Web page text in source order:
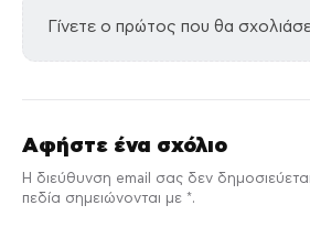
Γίνετε ο πρώτος που θα
Αφήστε ένα σχόλιο
Η διεύθυνση email σας δεν
πεδία σημειώνονται με *.